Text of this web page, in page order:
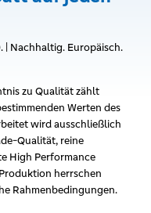
| Nachhaltig. Europäisch.
zu Qualität zählt
Werten des
wird ausschließlich
Qualität, reine
High Performance
herrschen
Rahmenbedingungen.